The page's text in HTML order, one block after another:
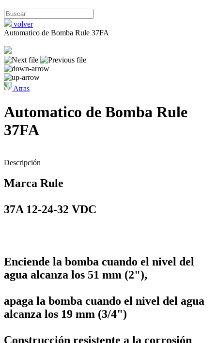
volver
Automatico de Bomba Rule 37FA
Atras
Automatico de Bomba Rule
37FA
Descripción
Marca Rule
37A 12-24-32 VDC
Enciende la bomba cuando el nivel del
agua alcanza los 51 mm (2"),
apaga la bomba cuando el nivel del agua
alcanza los 19 mm (3/4")
Construcción resistente a la corrosión